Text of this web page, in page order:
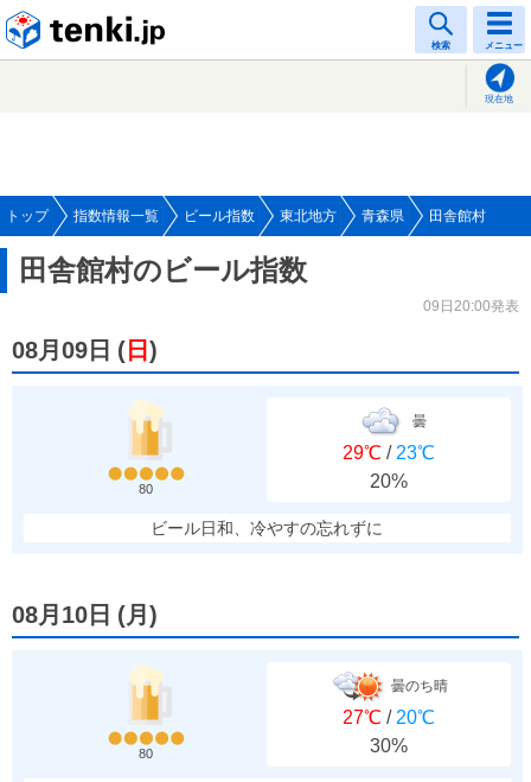
検索 メニュー
現在地
トップ 指数情報一覧 ビール指数 東北地方 青森県 田舎館村
田舎館村のビール指数
09日20:00発表
08月09日 ( 日 )
80
曇
29℃ / 23℃
20%
ビール日和、冷やすの忘れずに
08月10日 (月 )
80
曇のち晴
27℃ / 20℃
30%